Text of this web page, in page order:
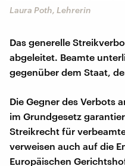
Laura Poth, Lehrerin
Das generelle
abgeleitet. Beamte
gegenüber dem Staat,
Die Gegner des Verbots
im Grundgesetz
Streikrecht für
verweisen auch auf die
Europäischen